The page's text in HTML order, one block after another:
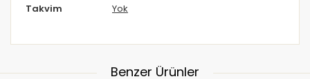
Takvim Yok
Benzer Ürünler